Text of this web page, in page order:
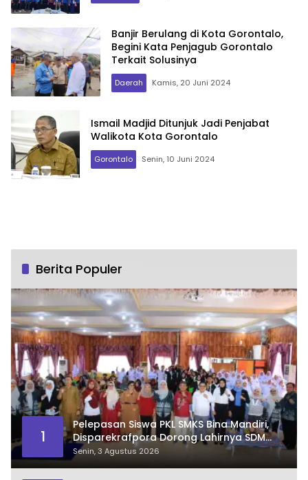
Banjir Berulang di Kota Gorontalo,
Begini Kata Penjagub Gorontalo
Terkait Solusinya
Daerah Kamis, 20 Juni 2024
Ismail Madjid Ditunjuk Jadi Penjabat
Walikota Kota Gorontalo
Gorontalo Senin, 10 Juni 2024
Berita Populer
1
Pelepasan Siswa PKL SMKS Bina Mandiri,
Disparekrafpora Dorong Lahirnya SDM
Pariwisata Unggul
Senin, 3 Agustus 2026